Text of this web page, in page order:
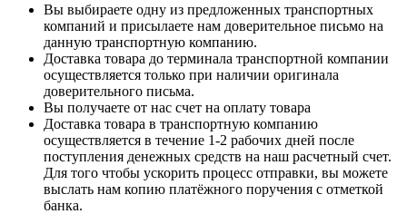
Вы выбираете одну из предложенных транспортных
компаний и присылаете нам доверительное письмо на
данную транспортную компанию.
Доставка товара до терминала транспортной компании
осуществляется только при наличии оригинала
доверительного письма.
Вы получаете от нас счет на оплату товара
Доставка товара в транспортную компанию
осуществляется в течение 1-2 рабочих дней после
поступления денежных средств на наш расчетный счет.
Для того чтобы ускорить процесс отправки, вы можете
выслать нам копию платёжного поручения с отметкой
банка.